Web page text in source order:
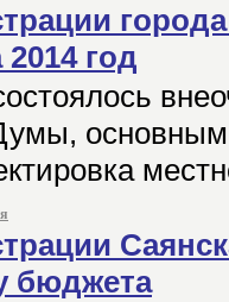
год
бюджета